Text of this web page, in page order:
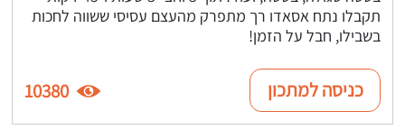
תקבלו נתח אסאדו רך מתפרק מהעצם עסיסי ששווה לחכות
בשבילו, חבל על הזמן!
כניסה למתכון 10380